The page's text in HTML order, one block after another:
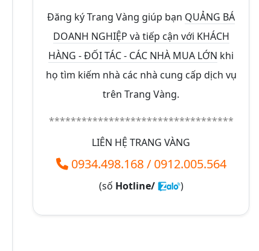
Đăng ký Trang Vàng giúp bạn QUẢNG BÁ
DOANH NGHIỆP và tiếp cận với KHÁCH
HÀNG - ĐỐI TÁC - CÁC NHÀ MUA LỚN khi
họ tìm kiếm nhà các nhà cung cấp dịch vụ
trên Trang Vàng.
**********************************
LIÊN HỆ TRANG VÀNG
0934.498.168/ 0912.005.564
(số Hotline/ )